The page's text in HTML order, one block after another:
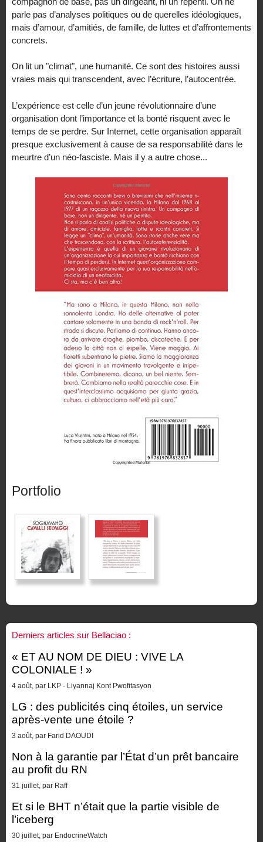
parle pas d’analyses politiques ou de querelles idéologiques,
mais d’amour, d’amitiés, de famille, de luttes et d’affrontements
concrets.
On lit un "climat", une humanité. Ce sont des histoires aussi
vraies mais qui transcendent, avec l’écriture, l’autocentrée.
L’expérience est celle d’un jeune révolutionnaire d’une
organisation dont l’importance et la bonté risquent avec le
temps de se perdre. Sur Internet, cette organisation apparaît
presque exclusivement à cause de sa responsabilité dans le
meurtre d’un néo-fasciste. Mais il y a autre chose...
Portfolio
Derniers articles sur Bellaciao :
« ET AU NOM DE DIEU : VIVE LA
COLONIALE ! »
4 août, par LKP - Liyannaj Kont Pwofitasyon
LG : des publicités cinq étoiles, un service
après-vente une étoile ?
3 août, par Farid DAOUDI
Non à la garantie par l’État d’un prêt bancaire
au profit du RN
31 juillet, par Raff
Et si le BHT n’était que la partie visible de
l’iceberg
30 juillet, par EndocrineWatch